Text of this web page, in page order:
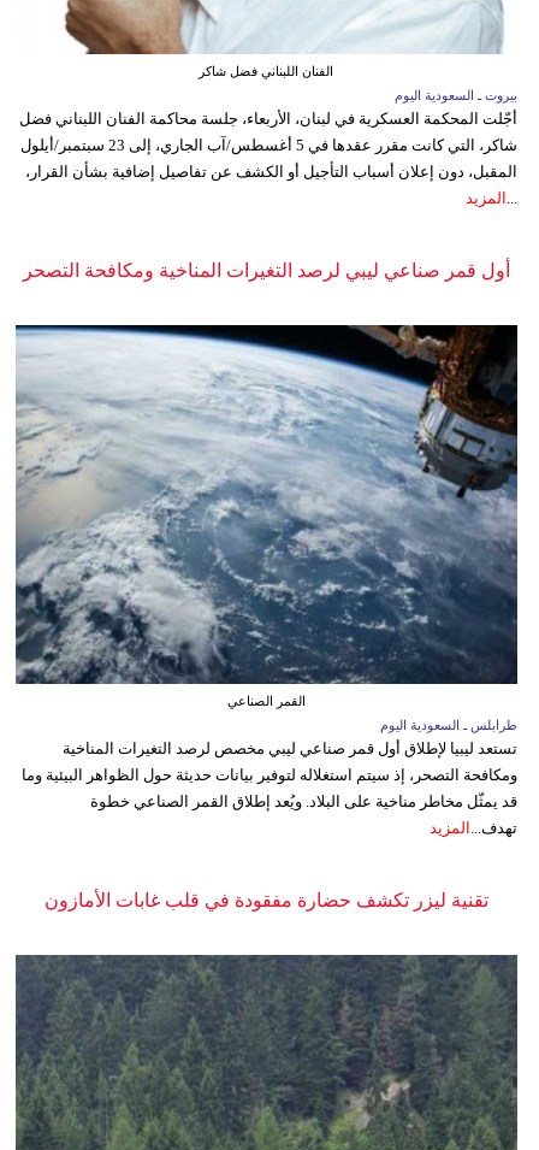
الفنان اللبناني فضل شاكر
بيروت ـ السعودية اليوم
أجّلت المحكمة العسكرية في لبنان، الأربعاء، جلسة محاكمة الفنان اللبناني فضل
شاكر، التي كانت مقرر عقدها في 5 أغسطس/آب الجاري، إلى 23 سبتمبر/أيلول
المقبل، دون إعلان أسباب التأجيل أو الكشف عن تفاصيل إضافية بشأن القرار،
المزيد
أول قمر صناعي ليبي لرصد التغيرات المناخية ومكافحة التصحر
القمر الصناعي
طرابلس ـ السعودية اليوم
تستعد ليبيا لإطلاق أول قمر صناعي ليبي مخصص لرصد التغيرات المناخية
ومكافحة التصحر، إذ سيتم استغلاله لتوفير بيانات حديثة حول الظواهر البيئية وما
قد يمثّل مخاطر مناخية على البلاد. ويُعد إطلاق القمر الصناعي خطوة
تهدف... المزيد
تقنية ليزر تكشف حضارة مفقودة في قلب غابات الأمازون